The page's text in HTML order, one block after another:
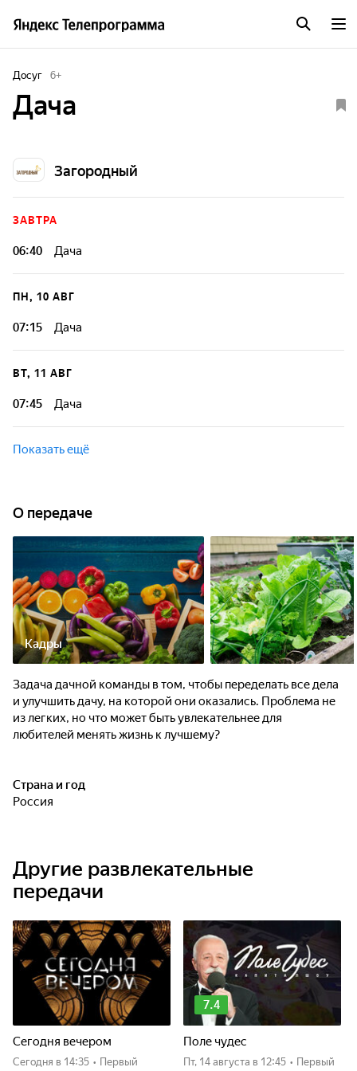
Досуг 6+
Дача
Загородный
ЗАВТРА
06:40 Дача
ПН, 10 АВГ
07:15 Дача
ВТ, 11 АВГ
07:45 Дача
Показать ещё
О передаче
Кадры
Задача дачной команды в том, чтобы переделать все дела
и улучшить дачу, на которой они оказались. Проблема не
из легких, но что может быть увлекательнее для
любителей менять жизнь к лучшему?
Страна и год
Россия
Другие развлекательные
передачи
Сегодня вечером
Сегодня в 14:35 • Первый
7.4
Поле чудес
пт, 14 августа в 12:45 • Первый